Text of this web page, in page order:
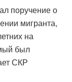
поручение о
мигранта,
на
был
СКР